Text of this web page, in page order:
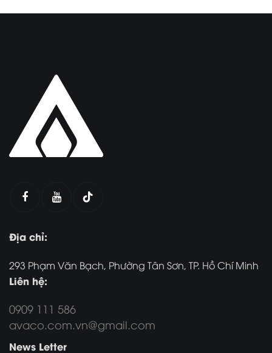
Địa chỉ:
293 Phạm Văn Bạch, Phường Tân Sơn, TP. Hồ Chí Minh
Liên hệ:
0909 111 586
avaco.com.vn@gmail.com
News Letter